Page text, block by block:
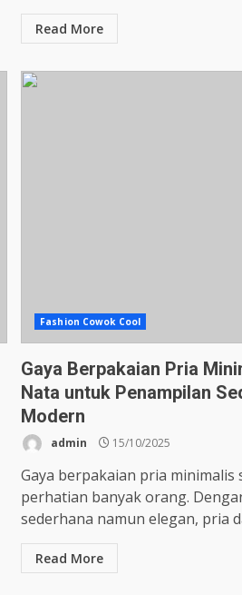
Read More
Fashion Cowok Cool
Gaya Berpakaian Pria
Nata untuk Penampilan
Modern
admin 15/10/2025
Gaya berpakaian pria minimalis
perhatian banyak orang.
sederhana namun elegan, pria
Read More